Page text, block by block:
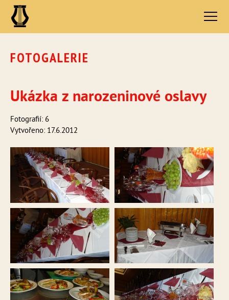
FOTOGALERIE
Ukázka z narozeninové oslavy
Fotografií: 6
Vytvořeno: 17.6.2012